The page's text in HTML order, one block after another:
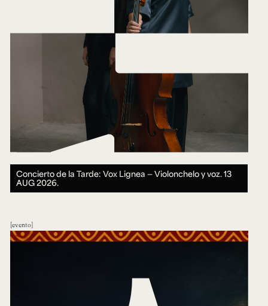
Concierto de la Tarde: Vox Lignea — Violonchelo y voz.13
AUG 2026.
evento